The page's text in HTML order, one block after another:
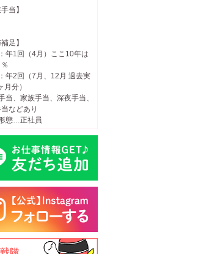
当】
足】
年1回（4月）ここ10年は
年2回（7月、12月 過去実
月分）
当、家族手当、深夜手当、
などあり
態…正社員